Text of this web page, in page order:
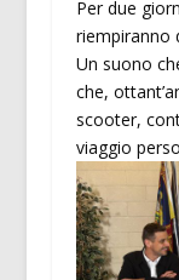
Per due
riempiranno
Un suono
che,
scooter,
viaggio